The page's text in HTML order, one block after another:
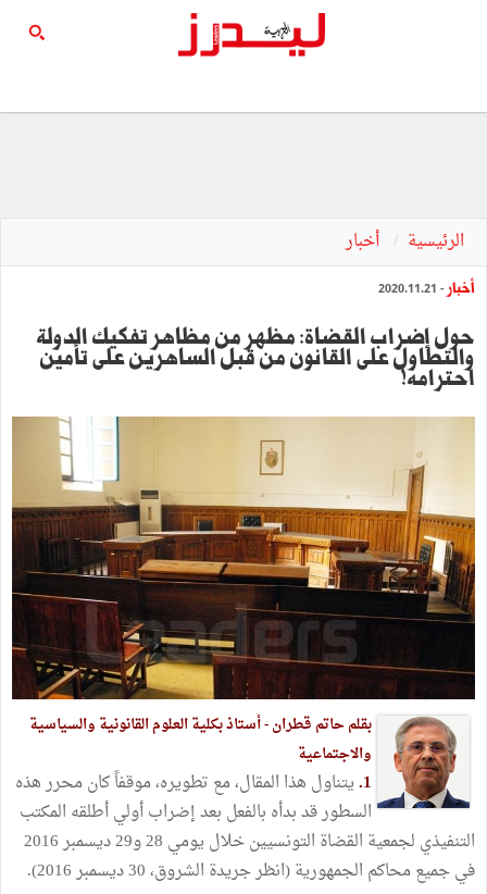
الرئيسية أخبار
أخبار - 2020.11.21
حول إضراب القضاة: مظهر من مظاهر تفكيك الدولة
والتطاول على القانون من قبل الساهرين على تأمين
احترامه!
بقلم حاتم قطران - أستاذ بكلية العلوم القانونية والسياسية
والاجتماعية
1. يتناول هذا المقال، مع تطويره، موقفاً كان محرر هذه
السطور قد بدأه بالفعل بعد إضراب أولي أطلقه المكتب
التنفيذي لجمعية القضاة التونسيين خلال يومي 28 و29 ديسمبر 2016
في جميع محاكم الجمهورية (انظر جريدة الشروق، 30 ديسمبر 2016).